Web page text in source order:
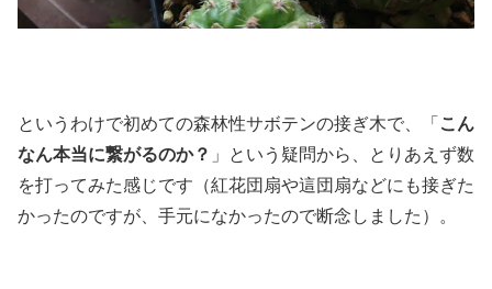
というわけで初めての森林性サボテンの接ぎ木で、「 こん
なん本当に繋がるのか？ 」という疑問から、とりあえず数
を打ってみた感じです（紅花団扇や這団扇などにも接ぎた
かったのですが、手元になかったので断念しました）。